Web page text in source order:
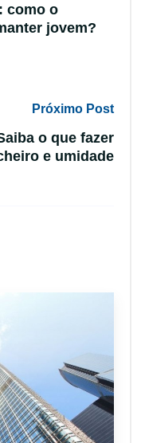
como o
jovem?
Próximo Post
o que fazer
e umidade